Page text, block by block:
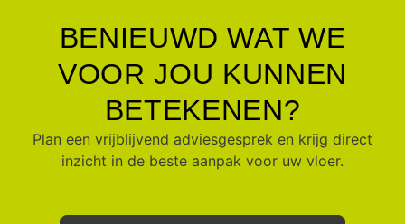
BENIEUWD WAT WE
VOOR JOU KUNNEN
BETEKENEN?
Plan een vrijblijvend adviesgesprek en krijg direct
inzicht in de beste aanpak voor uw vloer.